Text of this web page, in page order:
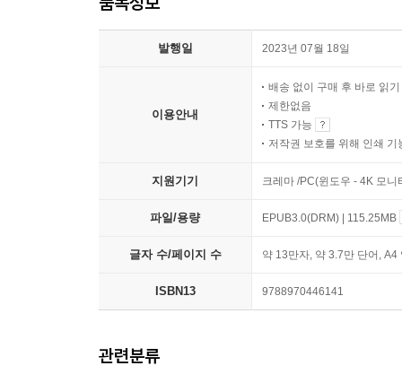
발행일 2023년 07월 18일
이용안내
배송 없이 구매 후 바로 읽기
제한없음
TTS 가능
저작권 보호를 위해 인쇄 기
지원기기 크레마 /PC(윈도우 - 4K 모
파일/용량 EPUB3.0(DRM) | 115.25MB
글자 수/페이지 수 약 13만자, 약 3.7만 단어,
ISBN13 9788970446141
관련분류